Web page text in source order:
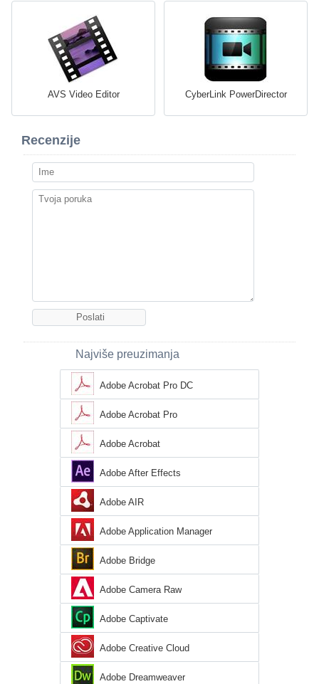
AVS Video Editor CyberLink PowerDirector
Recenzije
Najviše preuzimanja
Adobe Acrobat Pro DC
Adobe Acrobat Pro
Adobe Acrobat
Adobe After Effects
Adobe AIR
Adobe Application Manager
Adobe Bridge
Adobe Camera Raw
Adobe Captivate
Adobe Creative Cloud
Adobe Dreamweaver